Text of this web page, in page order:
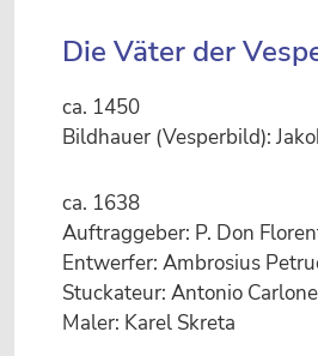
Die Väter der
ca. 1450
Bildhauer (Vesperbild):
ca. 1638
Auftraggeber: P. Don
Entwerfer: Ambrosius
Stuckateur: Antonio Carlone
Maler: Karel Skreta